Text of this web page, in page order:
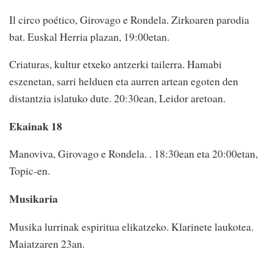
Il circo poético, Girovago e Rondela. Zirkoaren parodia
bat. Euskal Herria plazan, 19:00etan.
Criaturas, kultur etxeko antzerki tailerra. Hamabi
eszenetan, sarri helduen eta aurren artean egoten den
distantzia islatuko dute. 20:30ean, Leidor aretoan.
Ekainak 18
Manoviva, Girovago e Rondela. . 18:30ean eta 20:00etan,
Topic-en.
Musikaria
Musika lurrinak espiritua elikatzeko. Klarinete laukotea.
Maiatzaren 23an.